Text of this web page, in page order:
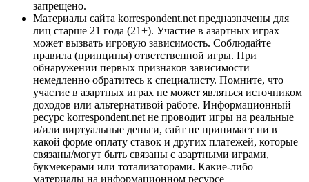
запрещено.
Материалы сайта korrespondent.net предназначены для
лиц старше 21 года (21+). Участие в азартных играх
может вызвать игровую зависимость. Соблюдайте
правила (принципы) ответственной игры. При
обнаружении первых признаков зависимости
немедленно обратитесь к специалисту. Помните, что
участие в азартных играх не может являться источником
доходов или альтернативой работе. Информационный
ресурс korrespondent.net не проводит игры на реальные
и/или виртуальные деньги, сайт не принимает ни в
какой форме оплату ставок и других платежей, которые
связаны/могут быть связаны с азартными играми,
букмекерами или тотализаторами. Какие-либо
материалы на информационном ресурсе